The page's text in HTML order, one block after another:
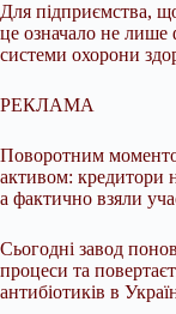
Для підприємства,
це означало не лише
системи охорони
РЕКЛАМА
Поворотним
активом: кредитори
а фактично взяли
Сьогодні завод
процеси та
антибіотиків в